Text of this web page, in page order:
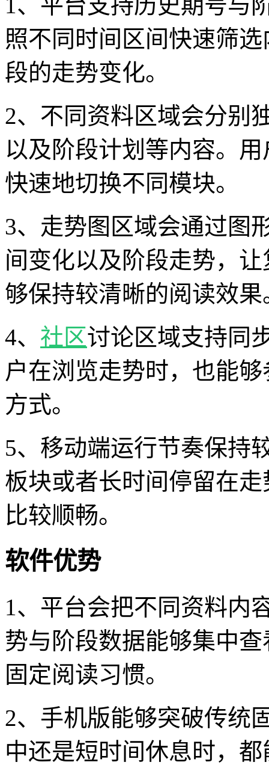
1、平台支持历史期号与
照不同时间区间快速筛
段的走势变化。
2、不同资料区域会分别
以及阶段计划等内容。
快速地切换不同模块。
3、走势图区域会通过图
间变化以及阶段走势，
够保持较清晰的阅读效果
4、 社区讨论区域支持同
户在浏览走势时，也能
方式。
5、移动端运行节奏保持
板块或者长时间停留在
比较顺畅。
软件优势
1、平台会把不同资料内
势与阶段数据能够集中
固定阅读习惯。
2、手机版能够突破传统
中还是短时间休息时，